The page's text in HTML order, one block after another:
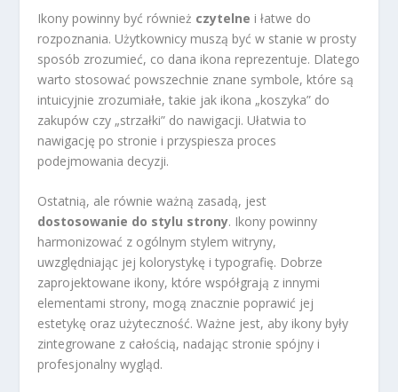
Ikony powinny być również czytelne i łatwe do
rozpoznania. Użytkownicy muszą być w stanie w prosty
sposób zrozumieć, co dana ikona reprezentuje. Dlatego
warto stosować powszechnie znane symbole, które są
intuicyjnie zrozumiałe, takie jak ikona „koszyka” do
zakupów czy „strzałki” do nawigacji. Ułatwia to
nawigację po stronie i przyspiesza proces
podejmowania decyzji.
Ostatnią, ale równie ważną zasadą, jest
dostosowanie do stylu strony. Ikony powinny
harmonizować z ogólnym stylem witryny,
uwzględniając jej kolorystykę i typografię. Dobrze
zaprojektowane ikony, które współgrają z innymi
elementami strony, mogą znacznie poprawić jej
estetykę oraz użyteczność. Ważne jest, aby ikony były
zintegrowane z całością, nadając stronie spójny i
profesjonalny wygląd.